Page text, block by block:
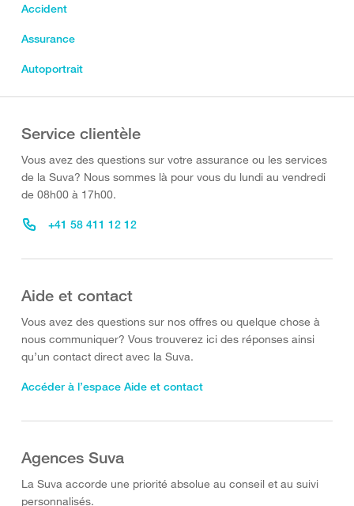
Accident
Assurance
Autoportrait
Service clientèle
Vous avez des questions sur votre assurance ou les services
de la Suva? Nous sommes là pour vous du lundi au vendredi
de 08h00 à 17h00.
+41 58 411 12 12
Aide et contact
Vous avez des questions sur nos offres ou quelque chose à
nous communiquer? Vous trouverez ici des réponses ainsi
qu’un contact direct avec la Suva.
Accéder à l’espace Aide et contact
Agences Suva
La Suva accorde une priorité absolue au conseil et au suivi
personnalisés.